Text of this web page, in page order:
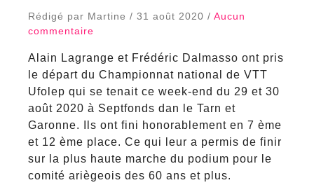
Rédigé par Martine / 31 août 2020 / Aucun
commentaire
Alain Lagrange et Frédéric Dalmasso ont pris
le départ du Championnat national de VTT
Ufolep qui se tenait ce week-end du 29 et 30
août 2020 à Septfonds dan le Tarn et
Garonne. Ils ont fini honorablement en 7 ème
et 12 ème place. Ce qui leur a permis de finir
sur la plus haute marche du podium pour le
comité ariègeois des 60 ans et plus.